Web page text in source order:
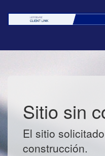
Sitio sin
El sitio
construcción.